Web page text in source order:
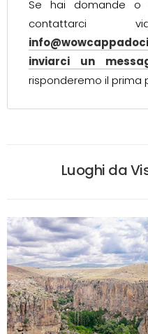
Se hai domande o
inviarci un
risponderemo il prima
Luoghi da